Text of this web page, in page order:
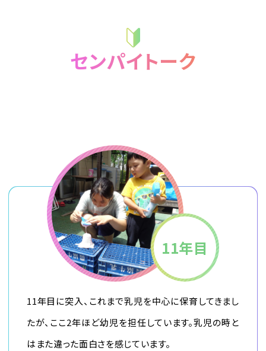
センパイトーク
11年目
11年目に突入、これまで乳児を中心に保育してきまし
たが、ここ2年ほど幼児を担任しています。乳児の時と
はまた違った面白さを感じています。